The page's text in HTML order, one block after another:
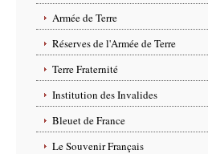
Armée de Terre
Réserves de l'Armée de Terre
Terre Fraternité
Institution des Invalides
Bleuet de France
Le Souvenir Français